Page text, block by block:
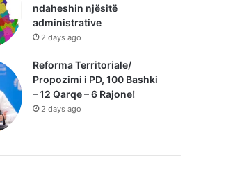
ndaheshin njësitë
administrative
2 days ago
Reforma Territoriale/
Propozimi i PD, 100 Bashki
– 12 Qarqe – 6 Rajone!
2 days ago